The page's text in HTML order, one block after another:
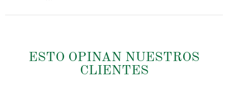
ESTO OPINAN NUESTROS
CLIENTES